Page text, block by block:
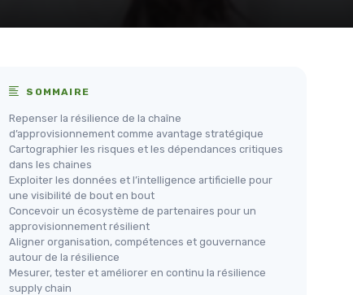
SOMMAIRE
Repenser la résilience de la chaîne
d’approvisionnement comme avantage stratégique
Cartographier les risques et les dépendances critiques
dans les chaines
Exploiter les données et l’intelligence artificielle pour
une visibilité de bout en bout
Concevoir un écosystème de partenaires pour un
approvisionnement résilient
Aligner organisation, compétences et gouvernance
autour de la résilience
Mesurer, tester et améliorer en continu la résilience
supply chain